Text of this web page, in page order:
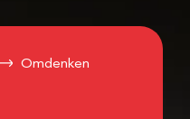
Omdenken